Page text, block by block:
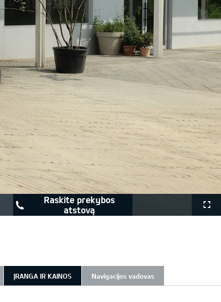
raskite prekybos
atstovą
Navigacijos vadovas
ĮRANGA IR KAINOS